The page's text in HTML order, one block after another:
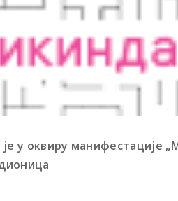
у оквиру манифестације